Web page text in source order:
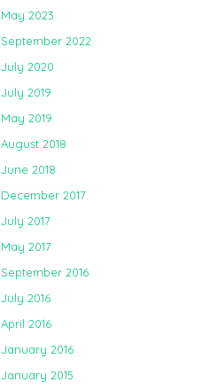
May 2023
September 2022
July 2020
July 2019
May 2019
August 2018
June 2018
December 2017
July 2017
May 2017
September 2016
July 2016
April 2016
January 2016
January 2015